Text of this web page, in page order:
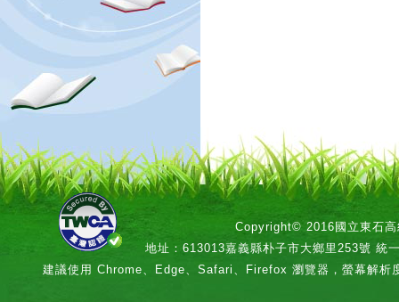
Copyright© 2016國立東石高
地址：613013嘉義縣朴子市大鄉里253號 統
建議使用 Chrome、Edge、Safari、Firefox 瀏覽器，螢幕解